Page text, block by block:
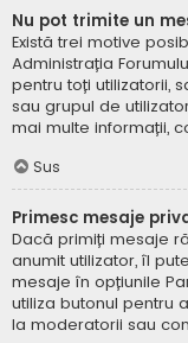
Nu pot trimite un
Există trei motive
Administrația
pentru toți utilizatorii,
sau grupul de
mai multe informații,
Sus
Primesc mesaje
Dacă primiți mesaje
anumit utilizator, îl
mesaje în opțiunile
utiliza butonul pentru
la moderatorii sau